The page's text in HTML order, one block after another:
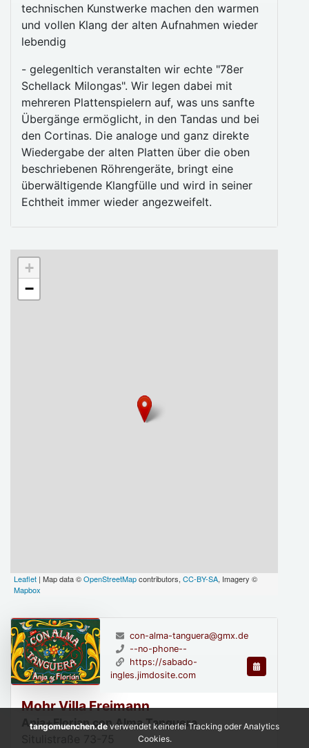
technischen Kunstwerke machen den warmen
und vollen Klang der alten Aufnahmen wieder
lebendig
- gelegenltich veranstalten wir echte "78er
Schellack Milongas". Wir legen dabei mit
mehreren Plattenspielern auf, was uns sanfte
Übergänge ermöglicht, in den Tandas und bei
den Cortinas. Die analoge und ganz direkte
Wiedergabe der alten Platten über die oben
beschriebenen Röhrengeräte, bringt eine
überwältigende Klangfülle und wird in seiner
Echtheit immer wieder angezweifelt.
+
−
Leaflet | Map data ©OpenStreetMapcontributors, CC-BY-SA, Imagery ©
Mapbox
Mohr Villa Freimann
Anja+Florian con Alma Tanguera
con-alma-tanguera@gmx.de
--no-phone--
https://sabado-
ingles.jimdosite.com
tangomuenchen.de verwendet keinerlei Tracking oder Analytics
Cookies.